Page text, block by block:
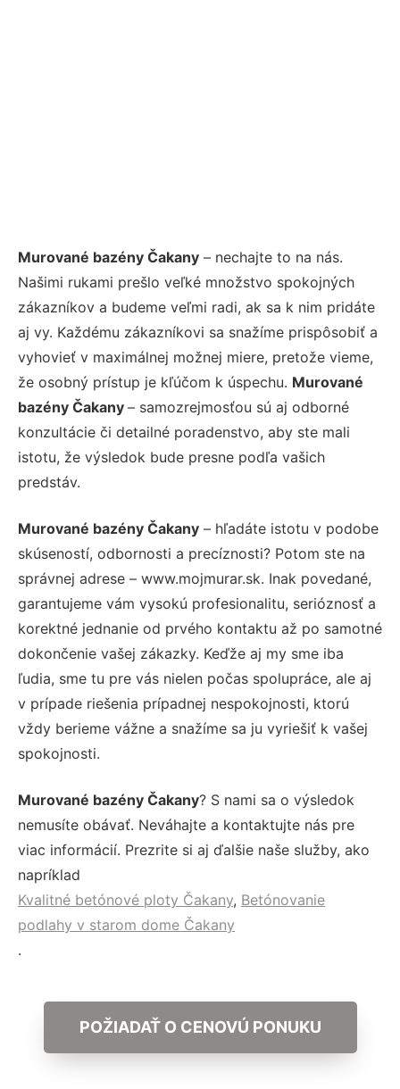
Murované bazény Čakany – nechajte to na nás.
Našimi rukami prešlo veľké množstvo spokojných
zákazníkov a budeme veľmi radi, ak sa k nim pridáte
aj vy. Každému zákazníkovi sa snažíme prispôsobiť a
vyhovieť v maximálnej možnej miere, pretože vieme,
že osobný prístup je kľúčom k úspechu. Murované
bazény Čakany – samozrejmosťou sú aj odborné
konzultácie či detailné poradenstvo, aby ste mali
istotu, že výsledok bude presne podľa vašich
predstáv.
Murované bazény Čakany – hľadáte istotu v podobe
skúseností, odbornosti a precíznosti? Potom ste na
správnej adrese – www.mojmurar.sk. Inak povedané,
garantujeme vám vysokú profesionalitu, serióznosť a
korektné jednanie od prvého kontaktu až po samotné
dokončenie vašej zákazky. Keďže aj my sme iba
ľudia, sme tu pre vás nielen počas spolupráce, ale aj
v prípade riešenia prípadnej nespokojnosti, ktorú
vždy berieme vážne a snažíme sa ju vyriešiť k vašej
spokojnosti.
Murované bazény Čakany? S nami sa o výsledok
nemusíte obávať. Neváhajte a kontaktujte nás pre
viac informácií. Prezrite si aj ďalšie naše služby, ako
napríklad
Kvalitné betónové ploty Čakany, Betónovanie
podlahy v starom dome Čakany
.
POŽIADAŤ O CENOVÚ PONUKU